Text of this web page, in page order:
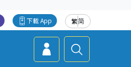
繁简
下載 App